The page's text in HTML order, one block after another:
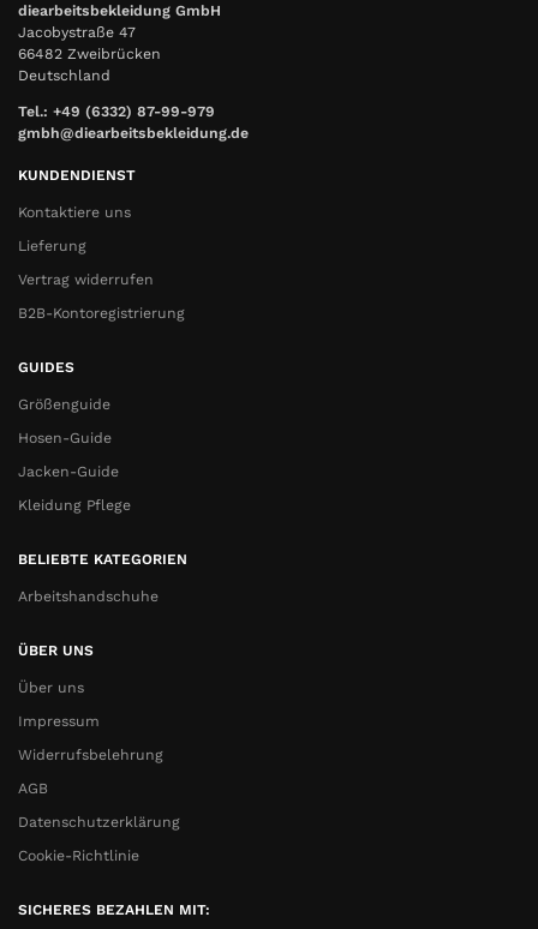
diearbeitsbekleidung GmbH
Jacobystraße 47
66482 Zweibrücken
Deutschland
Tel.: +49 (6332) 87-99-979
gmbh@diearbeitsbekleidung.de
KUNDENDIENST
Kontaktiere uns
Lieferung
Vertrag widerrufen
B2B-Kontoregistrierung
GUIDES
Größenguide
Hosen-Guide
Jacken-Guide
Kleidung Pflege
BELIEBTE KATEGORIEN
Arbeitshandschuhe
ÜBER UNS
Über uns
Impressum
Widerrufsbelehrung
AGB
Datenschutzerklärung
Cookie-Richtlinie
SICHERES BEZAHLEN MIT: